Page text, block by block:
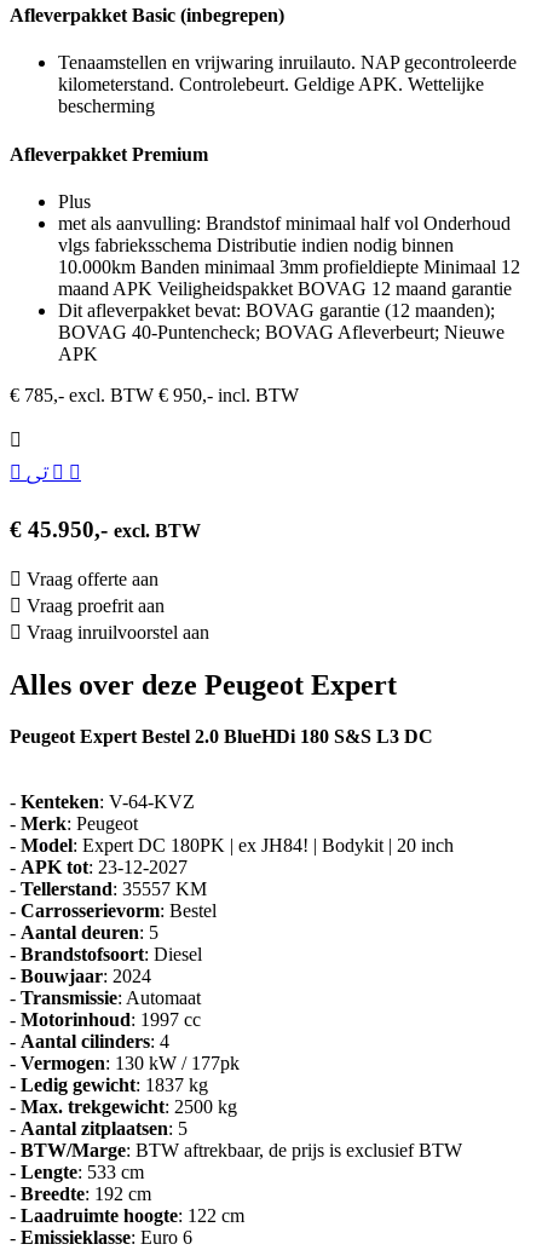
Afleverpakket Basic (inbegrepen)
Tenaamstellen en vrijwaring inruilauto. NAP gecontroleerde
kilometerstand. Controlebeurt. Geldige APK. Wettelijke
bescherming
Afleverpakket Premium
Plus
met als aanvulling: Brandstof minimaal half vol Onderhoud
vlgs fabrieksschema Distributie indien nodig binnen
10.000km Banden minimaal 3mm profieldiepte Minimaal 12
maand APK Veiligheidspakket BOVAG 12 maand garantie
Dit afleverpakket bevat: BOVAG garantie (12 maanden);
BOVAG 40-Puntencheck; BOVAG Afleverbeurt; Nieuwe
APK
€ 785,- excl. BTW € 950,- incl. BTW
€ 45.950,- excl. BTW
Vraag offerte aan
Vraag proefrit aan
Vraag inruilvoorstel aan
Alles over deze Peugeot Expert
Peugeot Expert Bestel 2.0 BlueHDi 180 S&S L3 DC
- Kenteken: V-64-KVZ
- Merk: Peugeot
- Model: Expert DC 180PK | ex JH84! | Bodykit | 20 inch
- APK tot: 23-12-2027
- Tellerstand: 35557 KM
- Carrosserievorm: Bestel
- Aantal deuren: 5
- Brandstofsoort: Diesel
- Bouwjaar: 2024
- Transmissie: Automaat
- Motorinhoud: 1997 cc
- Aantal cilinders: 4
- Vermogen: 130 kW / 177pk
- Ledig gewicht: 1837 kg
- Max. trekgewicht: 2500 kg
- Aantal zitplaatsen: 5
- BTW/Marge: BTW aftrekbaar, de prijs is exclusief BTW
- Lengte: 533 cm
- Breedte: 192 cm
- Laadruimte hoogte: 122 cm
- Emissieklasse: Euro 6